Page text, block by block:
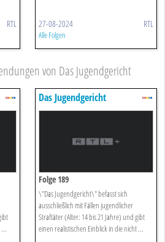
RTL 27-08-2024 RTL
Alle Folgen
von Das Jugendgericht
Das Jugendgericht
Folge 189
\"Das Jugendgericht\" befasst sich
ausschließlich mit Fällen jugendlicher
Straftäter (Alter: 14 bis 21 Jahre) und gibt
einen realistischen Einblick in die nicht ...